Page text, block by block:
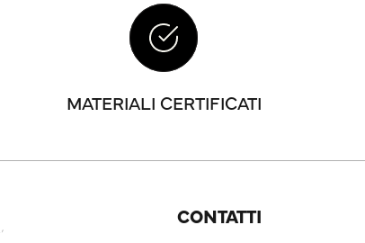
MATERIALI CERTIFICATI
CONTATTI